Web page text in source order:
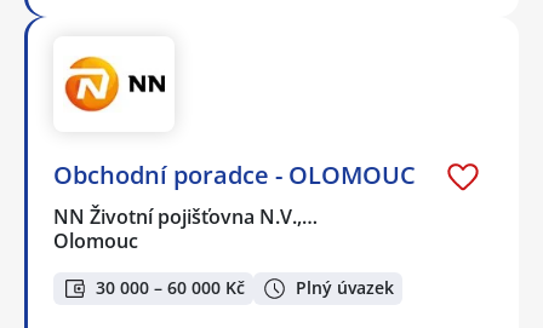
Obchodní poradce - OLOMOUC
NN Životní pojišťovna N.V.,…
Olomouc
30 000 – 60 000 Kč Plný úvazek